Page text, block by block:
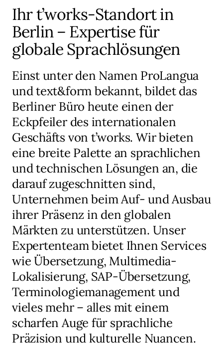
Ihr t’works-Standort in
Berlin – Expertise für
globale Sprachlösungen
Einst unter den Namen ProLangua
und text&form bekannt, bildet das
Berliner Büro heute einen der
Eckpfeiler des internationalen
Geschäfts von t’works. Wir bieten
eine breite Palette an sprachlichen
und technischen Lösungen an, die
darauf zugeschnitten sind,
Unternehmen beim Auf- und Ausbau
ihrer Präsenz in den globalen
Märkten zu unterstützen. Unser
Expertenteam bietet Ihnen Services
wie Übersetzung, Multimedia-
Lokalisierung, SAP-Übersetzung,
Terminologiemanagement und
vieles mehr – alles mit einem
scharfen Auge für sprachliche
Präzision und kulturelle Nuancen.